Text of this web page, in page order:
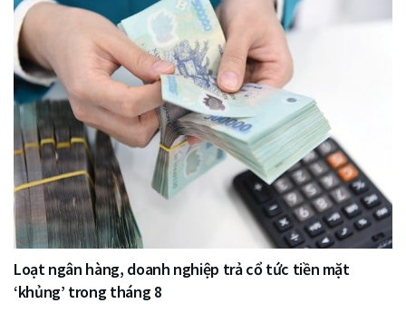
Loạt ngân hàng, doanh nghiệp trả cổ tức tiền mặt
‘khủng’ trong tháng 8